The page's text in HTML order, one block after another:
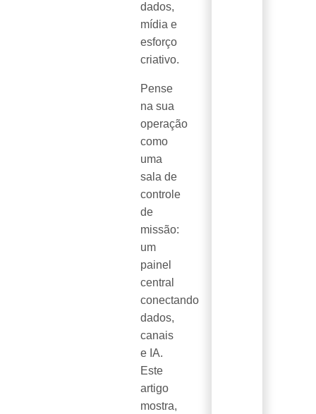
dados,
mídia e
esforço
criativo.
Pense
na sua
operação
como
uma
sala de
controle
de
missão:
um
painel
central
conectando
dados,
canais
e IA.
Este
artigo
mostra,